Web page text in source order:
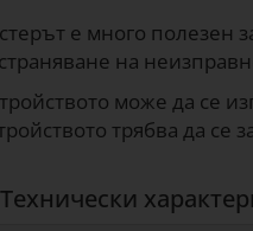
е много полезен
на
може да се
трябва да се
Технически